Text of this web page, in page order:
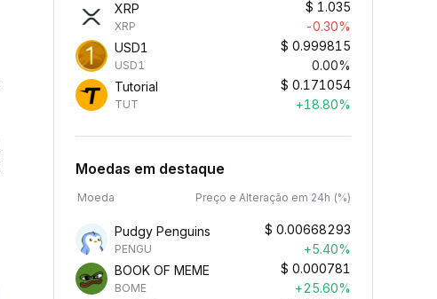
XRP
XRP
$ 1.035
-0.30%
USD1
USD1
$ 0.999815
0.00%
Tutorial
TUT
$ 0.171054
+18.80%
Moedas em destaque
Moeda Preço e Alteração em 24h (%)
Pudgy Penguins
PENGU
$ 0.00668293
+5.40%
BOOK OF MEME
BOME
$ 0.000781
+25.60%